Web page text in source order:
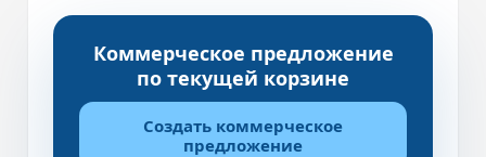
Коммерческое предложение
по текущей корзине
Создать коммерческое
предложение